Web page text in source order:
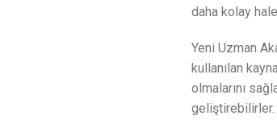
daha kolay
Yeni Uzman
kullanılan
olmalarını
geliştirebilirler.